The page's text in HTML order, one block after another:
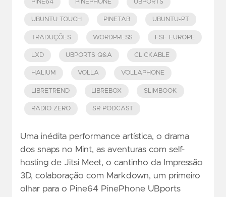
PINE64 PINEPHONE UBPORTS
UBUNTU TOUCH PINETAB UBUNTU-PT
TRADUÇÕES WORDPRESS FSF EUROPE
LXD UBPORTS Q&A CLICKABLE
HALIUM VOLLA VOLLAPHONE
LIBRETREND LIBREBOX SLIMBOOK
RADIO ZERO SR PODCAST
Uma inédita performance artística, o drama
dos snaps no Mint, as aventuras com self-
hosting de Jitsi Meet, o cantinho da Impressão
3D, colaboração com Markdown, um primeiro
olhar para o Pine64 PinePhone UBports